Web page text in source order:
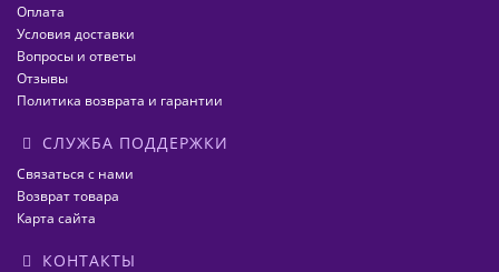
Оплата
Условия доставки
Вопросы и ответы
Отзывы
Политика возврата и гарантии
СЛУЖБА ПОДДЕРЖКИ
Связаться с нами
Возврат товара
Карта сайта
КОНТАКТЫ